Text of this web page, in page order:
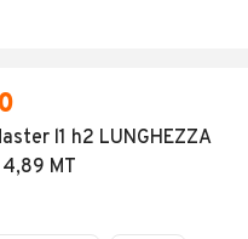
l1 h2 LUNGHEZZA
4,89 MT